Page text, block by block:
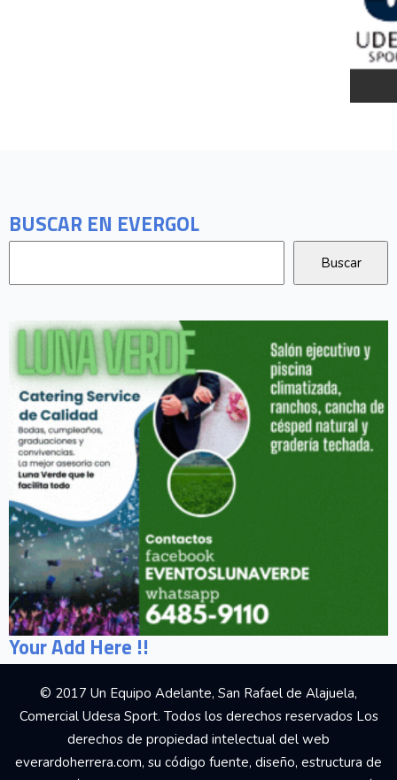
BUSCAR EN EVERGOL
Your Add Here !!
© 2017 Un Equipo Adelante, San Rafael de Alajuela,
Comercial Udesa Sport. Todos los derechos reservados Los
derechos de propiedad intelectual del web
everardoherrera.com, su código fuente, diseño, estructura de